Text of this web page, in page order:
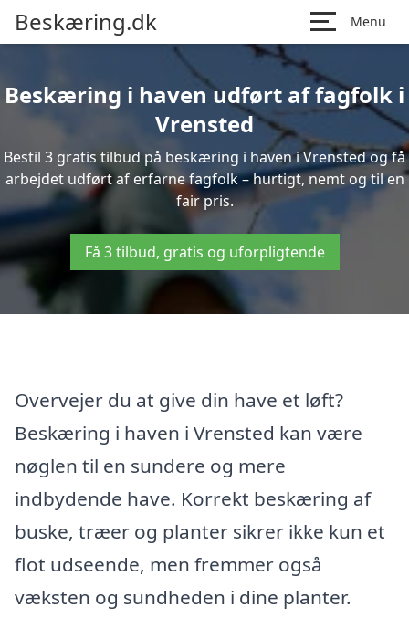
Beskæring.dk Menu
Beskæring i haven udført af fagfolk i
Vrensted
Bestil 3 gratis tilbud på beskæring i haven i Vrensted og få
arbejdet udført af erfarne fagfolk – hurtigt, nemt og til en
fair pris.
Få 3 tilbud, gratis og uforpligtende
Overvejer du at give din have et løft?
Beskæring i haven i Vrensted kan være
nøglen til en sundere og mere
indbydende have. Korrekt beskæring af
buske, træer og planter sikrer ikke kun et
flot udseende, men fremmer også
væksten og sundheden i dine planter.